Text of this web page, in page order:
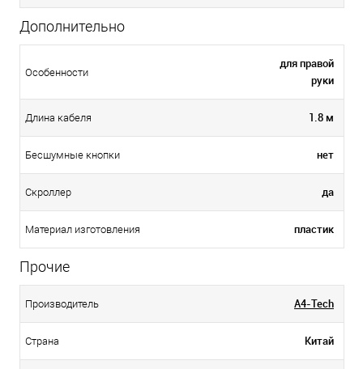
Дополнительно
Особенности
для правой
руки
Длина кабеля 1.8 м
Бесшумные кнопки нет
Скроллер да
Материал изготовления пластик
Прочие
Производитель A4-Tech
Страна Китай